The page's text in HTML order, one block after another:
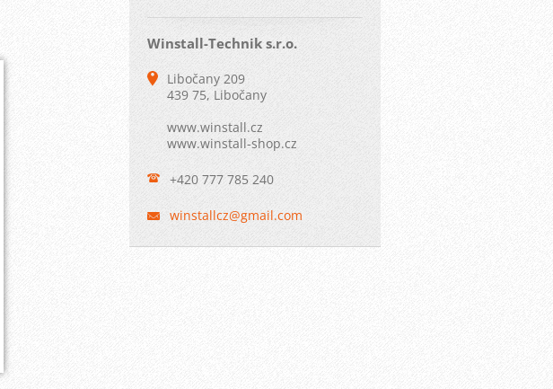
Winstall-Technik s.r.o.
Libočany 209
439 75, Libočany
www.winstall.cz
www.winstall-shop.cz
+420 777 785 240
winstallcz@gmail.com